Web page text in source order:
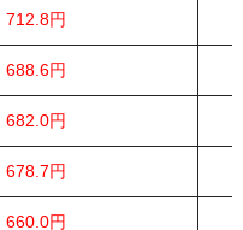
712.8円
688.6円
682.0円
678.7円
660.0円